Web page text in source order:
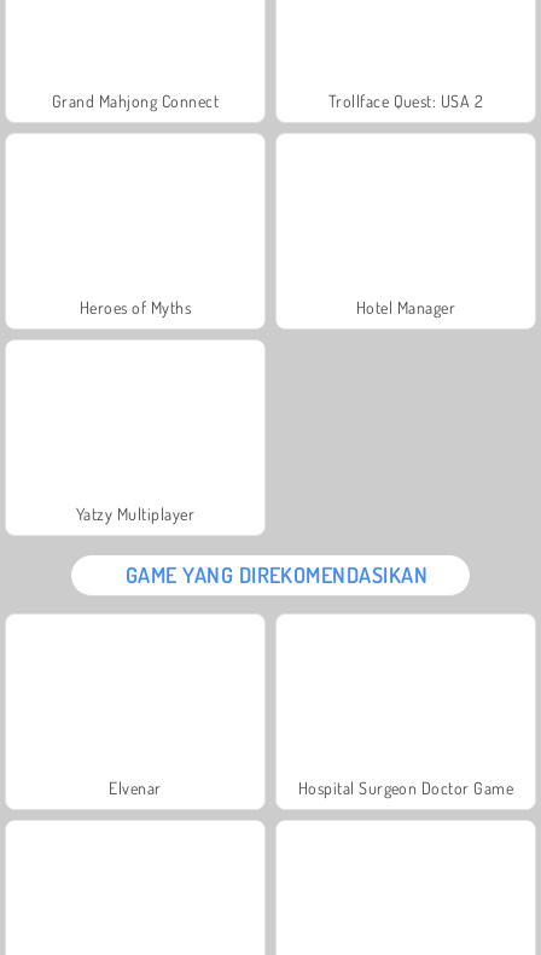
Grand Mahjong Connect Trollface Quest: USA 2
Heroes of Myths Hotel Manager
Yatzy Multiplayer
GAME YANG DIREKOMENDASIKAN
Elvenar Hospital Surgeon Doctor Game